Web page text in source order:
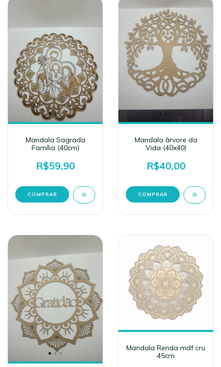
Mandala Sagrada
Família (40cm)
R$59,90
Mandala àrvore da
Vida (40x40)
R$40,00
Mandala Renda mdf cru
45cm